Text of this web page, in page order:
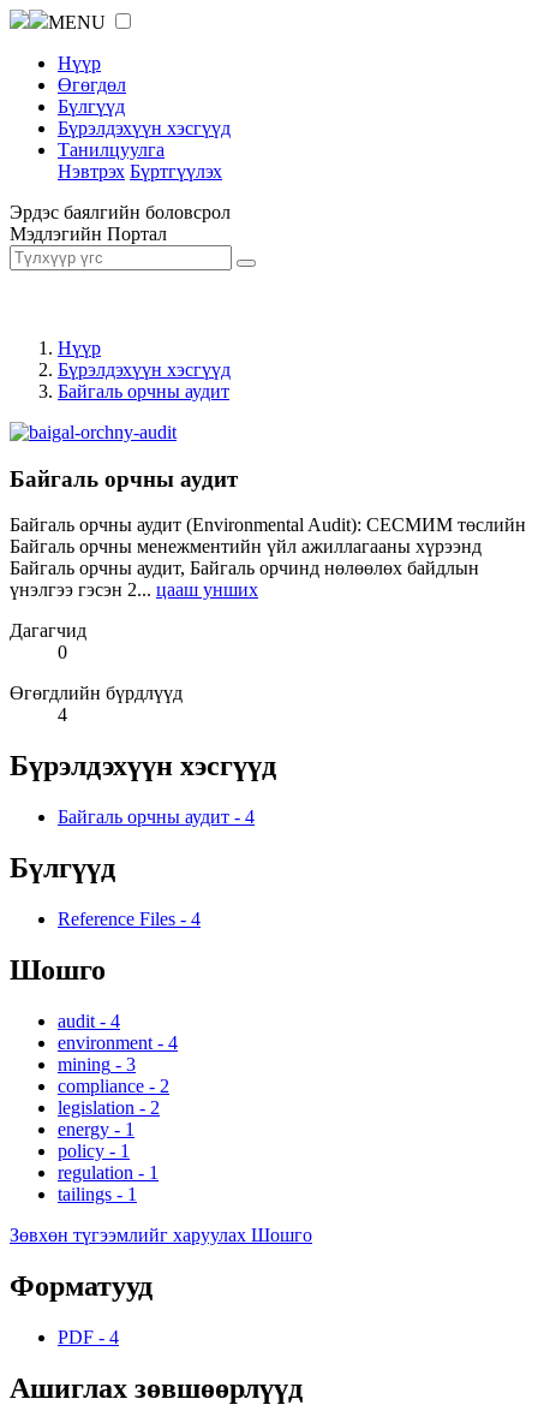
MENU
Нүүр
Өгөгдөл
Бүлгүүд
Бүрэлдэхүүн хэсгүүд
Танилцуулга
Нэвтрэх Бүртгүүлэх
Эрдэс баялгийн боловсрол
Мэдлэгийн Портал
Нүүр
Бүрэлдэхүүн хэсгүүд
Байгаль орчны аудит
Байгаль орчны аудит
Байгаль орчны аудит (Environmental Audit): СЕСМИМ төслийн
Байгаль орчны менежментийн үйл ажиллагааны хүрээнд
Байгаль орчны аудит, Байгаль орчинд нөлөөлөх байдлын
үнэлгээ гэсэн 2... цааш унших
Дагагчид
0
Өгөгдлийн бүрдлүүд
4
Бүрэлдэхүүн хэсгүүд
Байгаль орчны аудит - 4
Бүлгүүд
Reference Files - 4
Шошго
audit - 4
environment - 4
mining - 3
compliance - 2
legislation - 2
energy - 1
policy - 1
regulation - 1
tailings - 1
Зөвхөн түгээмлийг харуулах Шошго
Форматууд
PDF - 4
Ашиглах зөвшөөрлүүд